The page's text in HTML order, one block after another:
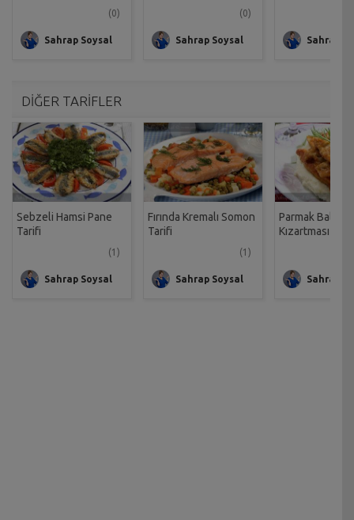
(0)
Sahrap Soysal
(0)
Sahrap Soysal Sahrap
DİĞER TARİFLER
Sebzeli Hamsi Pane
Tarifi
(1)
Sahrap Soysal
Fırında Kremalı Somon
Tarifi
(1)
Sahrap Soysal
Parmak Balık
Kızartması
Sahrap